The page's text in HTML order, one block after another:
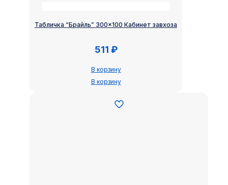
Табличка “Брайль” 300×100 Кабинет завхоза
511 ₽
В корзину
В корзину